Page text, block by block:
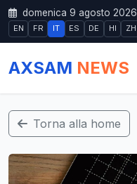
domenica 9 agosto 2026
EN FR IT ES DE HI ZH
AXSAM NEWS
Torna alla home